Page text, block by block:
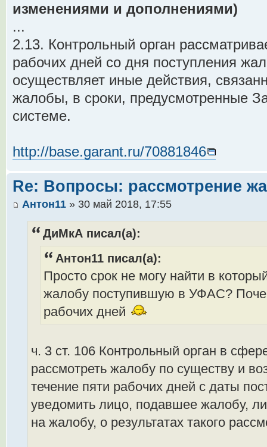
изменениями и дополнениями)
...
2.13. Контрольный орган
рабочих дней со дня поступления
осуществляет иные действия,
жалобы, в сроки, предусмотренные
системе.
http://base.garant.ru/70881846
Re: Вопросы: рассмотрение
Антон11 » 30 май 2018, 17:55
ДиМкА писал(а):
Антон11 писал(а):
Просто срок не могу найти в
жалобу поступившую в УФАС?
рабочих дней
ч. 3 ст. 106 Контрольный орган в
рассмотреть жалобу по существу и
течение пяти рабочих дней с даты
уведомить лицо, подавшее жалобу,
на жалобу, о результатах такого